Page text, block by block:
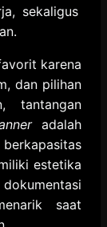
sekaligus
karena
dan pilihan
tantangan
adalah
estetika
saat